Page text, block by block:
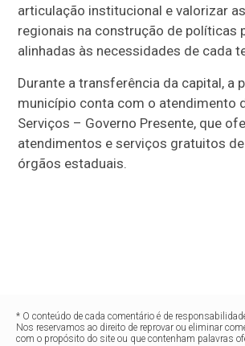
articulação institucional e valorizar
regionais na construção de políticas
alinhadas às necessidades de cada
Durante a transferência da capital, a
município conta com o atendimento
Serviços – Governo Presente, que
atendimentos e serviços gratuitos
órgãos estaduais.
* O conteúdo de cada comentário é de
Nos reservamos ao direito de reprovar ou eliminar
com o propósito do site ou que contenham palavras